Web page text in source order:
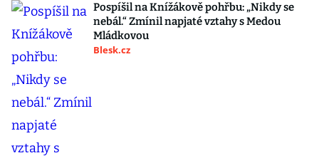
Pospíšil na Knížákově pohřbu: „Nikdy se
nebál.“ Zmínil napjaté vztahy s Medou
Mládkovou
Blesk.cz